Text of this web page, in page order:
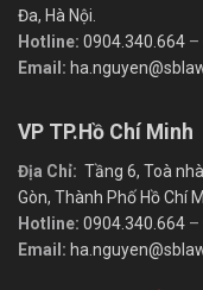
Đa, Hà Nội.
Hotline: 0904.340.664 –
Email:
VP TP.Hồ Chí Minh
Địa Chỉ: Tầng 6, Toà
Gòn, Thành Phố Hồ Chí
Hotline: 0904.340.664 –
Email: